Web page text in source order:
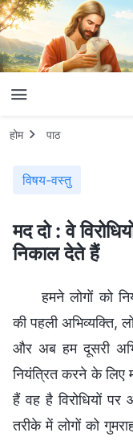
होम पाठ
विषय-वस्तु
मद दो : वे
निकाल देते हैं
हमने लोगों को
की पहली अभिव्यक्ति,
और अब हम दूसरी
नियंत्रित करने के लिए
हैं वह है विरोधियों
तरीके में लोगों को